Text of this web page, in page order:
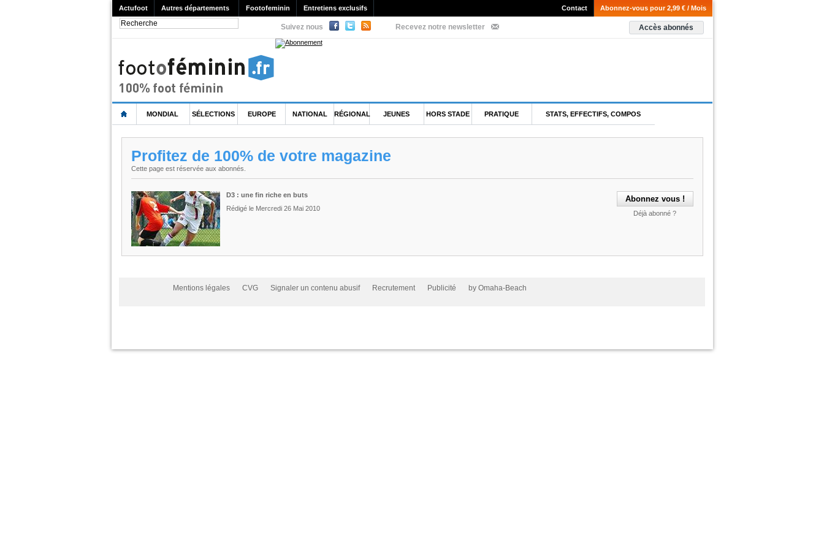
Actufoot Autres départements Footofeminin Entretiens exclusifs Abonnez-vous pour 2,99 € / Mois
Contact
Suivez nous Recevez notre newsletter Accès abonnés
MONDIAL SÉLECTIONS EUROPE NATIONAL RÉGIONAL JEUNES HORS STADE PRATIQUE STATS, EFFECTIFS, COMPOS
Profitez de 100% de votre magazine
Cette page est réservée aux abonnés.
Déjà abonné ?
D3 : une fin riche en buts
Rédigé le Mercredi 26 Mai 2010
Mentions légales CVG Signaler un contenu abusif Recrutement Publicité by Omaha-Beach